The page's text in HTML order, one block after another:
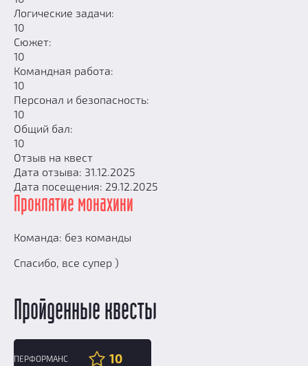
Логические задачи:
10
Сюжет:
10
Командная работа:
10
Персонал и безопасность:
10
Общий бал:
10
Отзыв на квест
Дата отзыва: 31.12.2025
Дата посещения: 29.12.2025
Проклятие монахини
Команда: без команды
Cпасибо, все супер )
Пройденные квесты
ПЕРФОРМАНС 10